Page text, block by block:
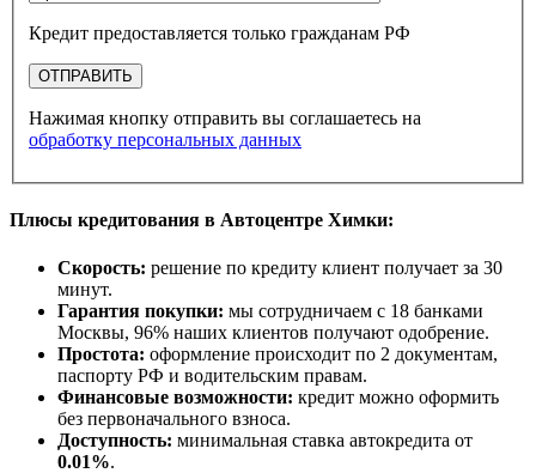
Кредит предоставляется только гражданам РФ
ОТПРАВИТЬ
Нажимая кнопку отправить вы соглашаетесь на
обработку персональных данных
Плюсы кредитования в Автоцентре Химки:
Скорость: решение по кредиту клиент получает за 30
минут.
Гарантия покупки: мы сотрудничаем с 18 банками
Москвы, 96% наших клиентов получают одобрение.
Простота: оформление происходит по 2 документам,
паспорту РФ и водительским правам.
Финансовые возможности: кредит можно оформить
без первоначального взноса.
Доступность: минимальная ставка автокредита от
0.01%.